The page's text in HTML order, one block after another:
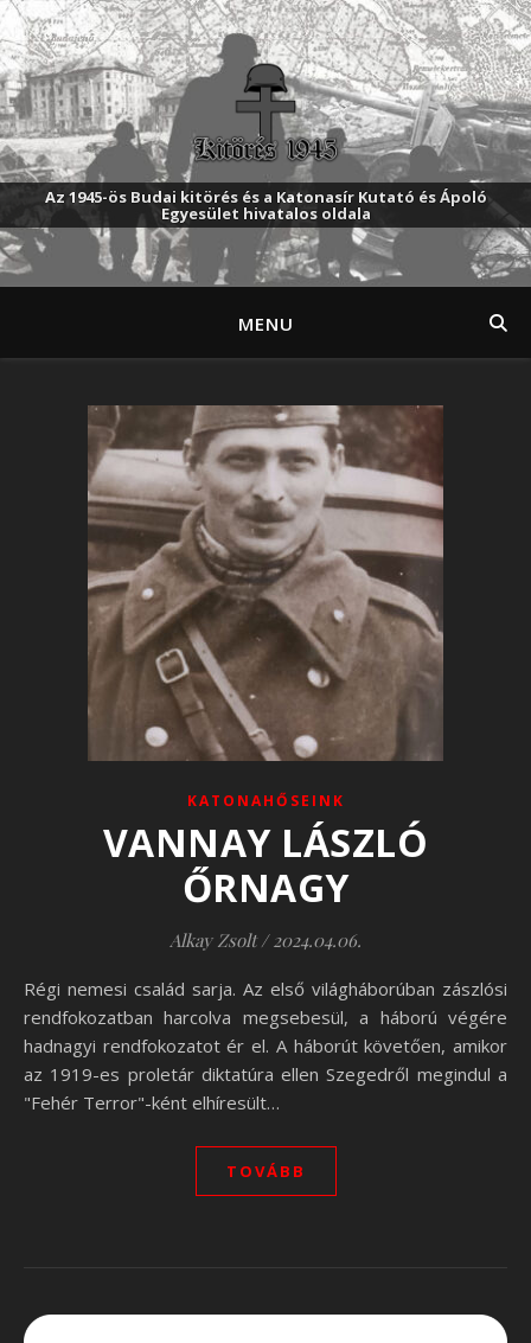
Az 1945-ös Budai kitörés és a Katonasír Kutató és Ápoló
Egyesület hivatalos oldala
MENU
KATONAHŐSEINK
VANNAY LÁSZLÓ
ŐRNAGY
Alkay Zsolt / 2024.04.06.
Régi nemesi család sarja. Az első világháborúban zászlósi
rendfokozatban harcolva megsebesül, a háború végére
hadnagyi rendfokozatot ér el. A háborút követően, amikor
az 1919-es proletár diktatúra ellen Szegedről megindul a
"Fehér Terror"-ként elhíresült…
TOVÁBB